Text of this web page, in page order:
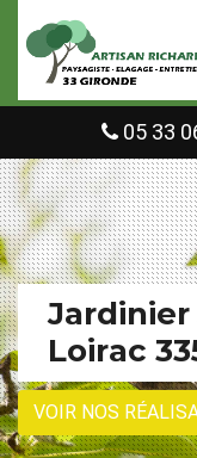
05 33
Jardinier
Loirac
VOIR NOS